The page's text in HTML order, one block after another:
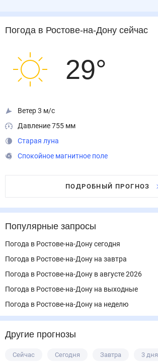
Погода в Ростове-на-Донусейчас
29°
Ветер 3 м/с
Давление 755 мм
Старая луна
Спокойное магнитное поле
ПОДРОБНЫЙ ПРОГНОЗ
Популярные запросы
Погода в Ростове-на-Дону сегодня
Погода в Ростове-на-Дону на завтра
Погода в Ростове-на-Дону в августе 2026
Погода в Ростове-на-Дону на выходные
Погода в Ростове-на-Дону на неделю
Другие прогнозы
Сейчас Сегодня Завтра 3 дня